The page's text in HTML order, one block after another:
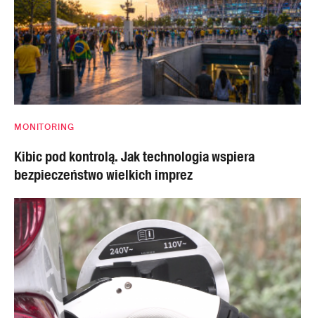
MONITORING
Kibic pod kontrolą. Jak technologia wspiera
bezpieczeństwo wielkich imprez